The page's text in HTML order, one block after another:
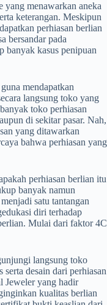
yang menawarkan aneka
keterangan. Meskipun
perhiasan berlian
bersandar pada
banyak kasus penipuan
mendapatkan
langsung toko yang
toko perhiasan
di sekitar pasar. Nah,
yang ditawarkan
bahwa perhiasan yang
perhiasan berlian itu
banyak namun
satu tantangan
diri terhadap
Mulai dari faktor 4C
langsung toko
desain dari perhiasan
Jeweler yang hadir
kualitas berlian